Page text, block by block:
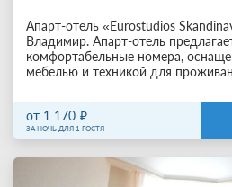
Апарт-отель «Eurostudios
Владимир. Апарт-отель
комфортабельные номера,
мебелью и техникой для
от 1 170
ЗА НОЧЬ ДЛЯ 1 ГОСТЯ